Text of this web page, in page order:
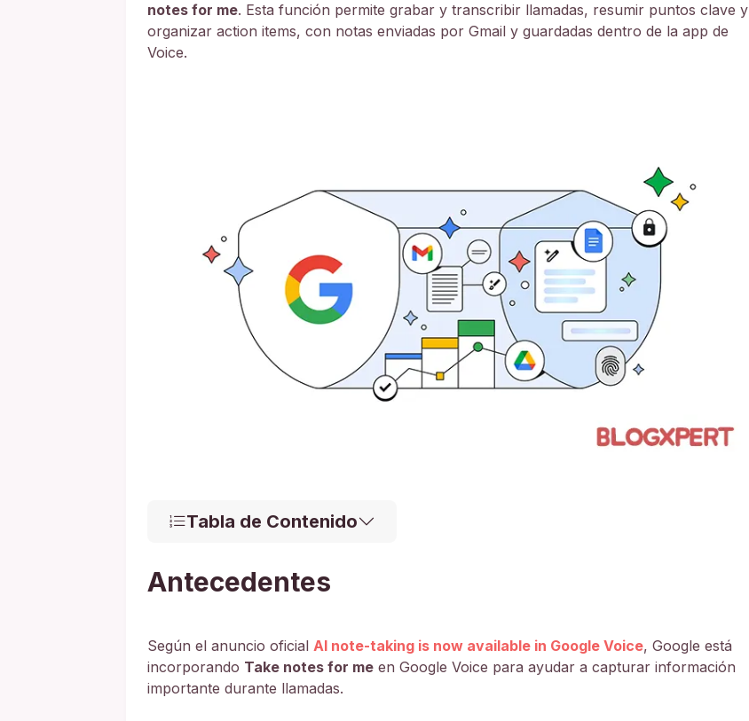
notes for me. Esta función permite grabar y transcribir llamadas, resumir puntos clave y
organizar action items, con notas enviadas por Gmail y guardadas dentro de la app de
Voice.
Tabla de Contenido
Antecedentes
Según el anuncio oficial AI note-taking is now available in Google Voice, Google está
incorporando Take notes for me en Google Voice para ayudar a capturar información
importante durante llamadas.